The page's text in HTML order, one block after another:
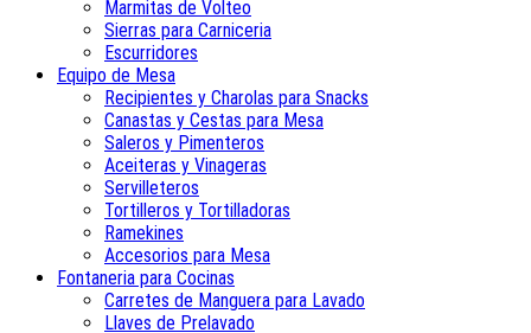
Marmitas de Volteo
Sierras para Carniceria
Escurridores
Equipo de Mesa
Recipientes y Charolas para Snacks
Canastas y Cestas para Mesa
Saleros y Pimenteros
Aceiteras y Vinageras
Servilleteros
Tortilleros y Tortilladoras
Ramekines
Accesorios para Mesa
Fontaneria para Cocinas
Carretes de Manguera para Lavado
Llaves de Prelavado